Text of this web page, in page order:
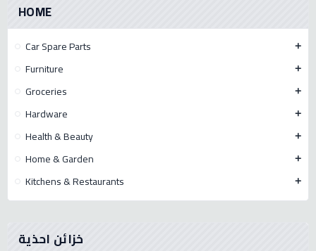
HOME
Car Spare Parts add
Furniture add
Groceries add
Hardware add
Health & Beauty add
Home & Garden add
Kitchens & Restaurants add
خزائن احذية